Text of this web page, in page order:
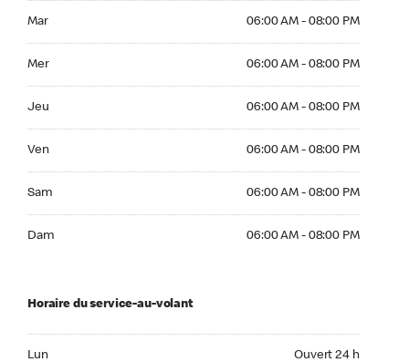
Mar 06:00 AM - 08:00 PM
Mer 06:00 AM - 08:00 PM
Jeu 06:00 AM - 08:00 PM
Ven 06:00 AM - 08:00 PM
Sam 06:00 AM - 08:00 PM
Dam 06:00 AM - 08:00 PM
Horaire du service-au-volant
Lun Ouvert 24 h